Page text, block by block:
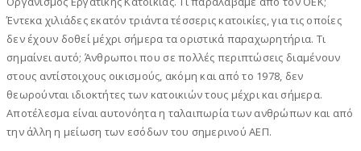
Έντεκα χιλιάδες εκατόν τριάντα τέσσερις κατοικίες, για τις οποίες
δεν έχουν δοθεί μέχρι σήμερα τα οριστικά παραχωρητήρια. Τι
σημαίνει αυτό; Άνθρωποι που σε πολλές περιπτώσεις διαμένουν
στους αντίστοιχους οικισμούς, ακόμη και από το 1978, δεν
θεωρούνται ιδιοκτήτες των κατοικιών τους μέχρι και σήμερα.
Αποτέλεσμα είναι αυτονόητα η ταλαιπωρία των ανθρώπων και από
την άλλη η μείωση των εσόδων του σημερινού ΑΕΠ.